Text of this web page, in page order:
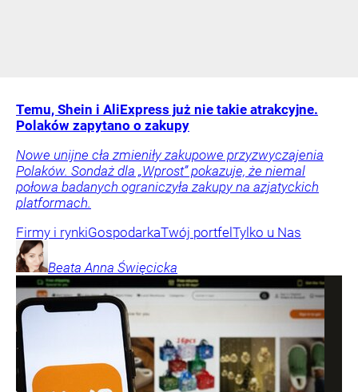
Temu, Shein i AliExpress już nie takie atrakcyjne.
Polaków zapytano o zakupy
Nowe unijne cła zmieniły zakupowe przyzwyczajenia
Polaków. Sondaż dla „Wprost” pokazuje, że niemal
połowa badanych ograniczyła zakupy na azjatyckich
platformach.
Firmy i rynkiGospodarkaTwój portfel Tylko u Nas
Beata Anna Święcicka